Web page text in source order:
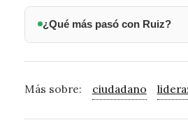
¿Qué más pasó con Ruiz?
Más sobre: ciudadano